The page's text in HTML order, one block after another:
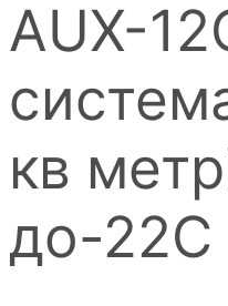
AUX-
кв
до-22С